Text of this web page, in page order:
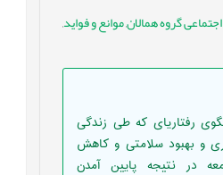
گروه همالان,موانع و فواید,
رفتاری­ای که طی زندگی
و بهبود سلامتی و کاهش
در نتیجه پایین آمدن